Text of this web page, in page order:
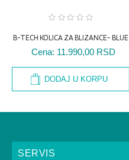
B-TECH KOLICA ZA BLIZANCE- BLUE
Cena: 11.990,00 RSD
DODAJ U KORPU
SERVIS